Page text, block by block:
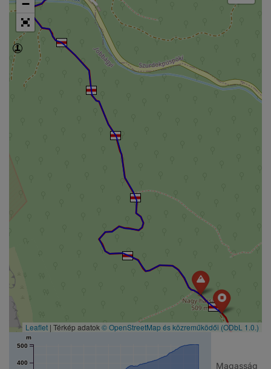
−
Leaflet | Térkép adatok © OpenStreetMap és közreműködői (ODbL 1.0.)
400
500
m
Magasság